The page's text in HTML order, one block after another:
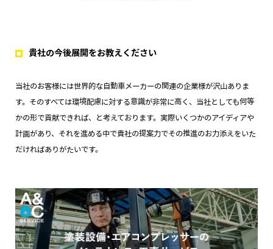
貴社の今後展開をお教えください
当社のお客様には世界的な自動車メーカーの関連の企業様が沢山ありま
す。そのすべては環境配慮に対する意識が非常に高く、当社としても何等
かの形で貢献できれば、と考えております。実際いくつかのアイディアや
計画があり、それを進める中で貴社の提案力でその推進のお力添えをいた
だければありがたいです。